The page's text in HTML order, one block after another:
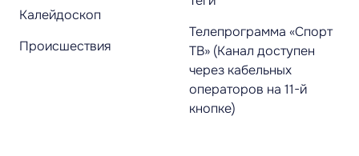
Калейдоскоп
Происшествия
Телепрограмма «Спорт
ТВ» (Канал доступен
через кабельных
операторов на 11-й
кнопке)